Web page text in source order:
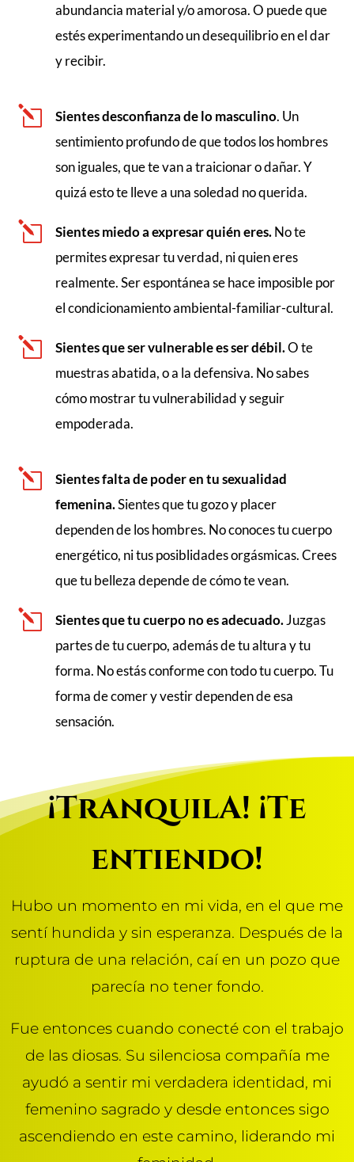
abundancia material y/o amorosa. O puede que
estés experimentando un desequilibrio en el dar
y recibir.
l Sientes desconfianza de lo masculino. Un
sentimiento profundo de que todos los hombres
son iguales, que te van a traicionar o dañar. Y
quizá esto te lleve a una soledad no querida.
l Sientes miedo a expresar quién eres.No te
permites expresar tu verdad, ni quien eres
realmente. Ser espontánea se hace imposible por
el condicionamiento ambiental-familiar-cultural.
l Sientes que ser vulnerable es ser débil.O te
muestras abatida, o a la defensiva. No sabes
cómo mostrar tu vulnerabilidad y seguir
empoderada.
l
Sientes falta de poder en tu sexualidad
femenina.Sientes que tu gozo y placer
dependen de los hombres. No conoces tu cuerpo
energético, ni tus posiblidades orgásmicas. Crees
que tu belleza depende de cómo te vean.
l Sientes que tu cuerpo no es adecuado.Juzgas
partes de tu cuerpo, además de tu altura y tu
forma. No estás conforme con todo tu cuerpo. Tu
forma de comer y vestir dependen de esa
sensación.
¡TranquilA! ¡Te
entiendo!
Hubo un momento en mi vida, en el que me
sentí hundida y sin esperanza. Después de la
ruptura de una relación, caí en un pozo que
parecía no tener fondo.
Fue entonces cuando conecté con el trabajo
de las diosas. Su silenciosa compañía me
ayudó a sentir mi verdadera identidad, mi
femenino sagrado y desde entonces sigo
ascendiendo en este camino, liderando mi